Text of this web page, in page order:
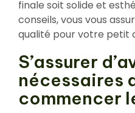
finale soit solide et
conseils, vous vous
qualité pour votre petit
S’assurer
nécessaires
commencer